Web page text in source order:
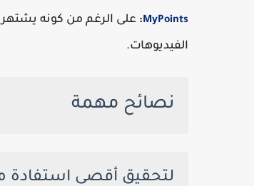
MyPoints
:
الفيديوهات.
نصائح مهمة
لتحقيق أقصى استفادة